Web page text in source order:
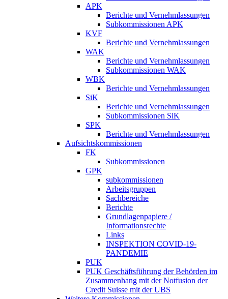
APK
Berichte und Vernehmlassungen
Subkommissionen APK
KVF
Berichte und Vernehmlassungen
WAK
Berichte und Vernehmlassungen
Subkommissionen WAK
WBK
Berichte und Vernehmlassungen
SiK
Berichte und Vernehmlassungen
Subkommissionen SiK
SPK
Berichte und Vernehmlassungen
Aufsichtskommissionen
FK
Subkommissionen
GPK
subkommissionen
Arbeitsgruppen
Sachbereiche
Berichte
Grundlagenpapiere /
Informationsrechte
Links
INSPEKTION COVID-19-
PANDEMIE
PUK
PUK Geschäftsführung der Behörden im
Zusammenhang mit der Notfusion der
Credit Suisse mit der UBS